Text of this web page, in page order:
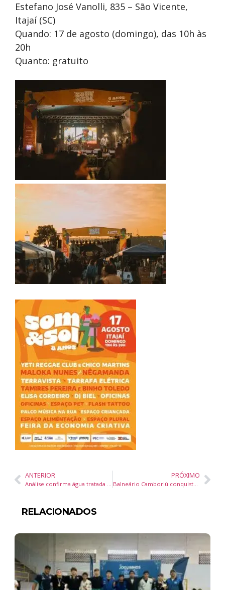
Estefano José Vanolli, 835 – São Vicente,
Itajaí (SC)
Quando: 17 de agosto (domingo), das 10h às
20h
Quanto: gratuito
ANTERIOR
Análise confirma água tratada de Balneário Camboriú dentro dos padrões de qualidade após paralisação preventiva
PRÓXIMO
Balneário Camboriú conquista 35 medalhas na 23ª Copa IEE de Judô em Florianópolis
RELACIONADOS